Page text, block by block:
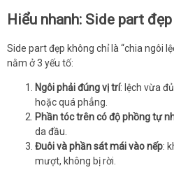
Hiểu nhanh: Side part
Side part đẹp không chỉ là “chia ngôi
nằm ở 3 yếu tố:
Ngôi phải đúng vị trí: lệch vừa
hoặc quá phẳng.
Phần tóc trên có độ phồng tự
da đầu.
Đuôi và phần sát mái vào nếp:
mượt, không bị rời.